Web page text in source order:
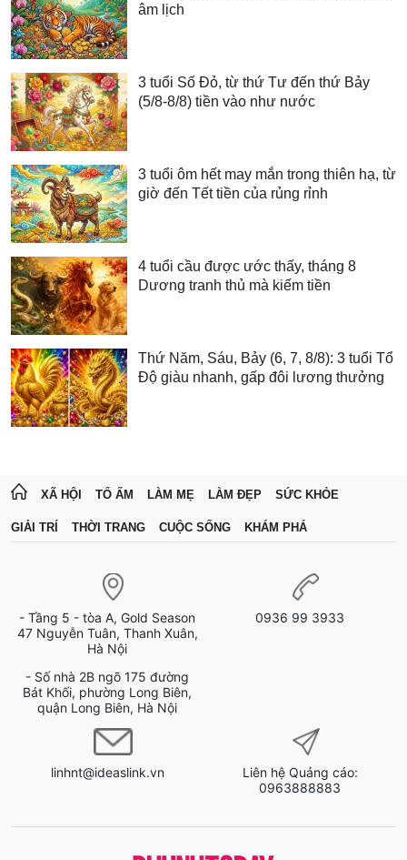
âm lịch
3 tuổi Số Đỏ, từ thứ Tư đến thứ Bảy
(5/8-8/8) tiền vào như nước
3 tuổi ôm hết may mắn trong thiên hạ, từ
giờ đến Tết tiền của rủng rỉnh
4 tuổi cầu được ước thấy, tháng 8
Dương tranh thủ mà kiếm tiền
Thứ Năm, Sáu, Bảy (6, 7, 8/8): 3 tuổi Tổ
Độ giàu nhanh, gấp đôi lương thưởng
XÃ HỘI TỔ ẤM LÀM MẸ LÀM ĐẸP SỨC KHỎE
GIẢI TRÍ THỜI TRANG CUỘC SỐNG KHÁM PHÁ
- Tầng 5 - tòa A, Gold Season
47 Nguyễn Tuân, Thanh Xuân,
Hà Nội
- Số nhà 2B ngõ 175 đường
Bát Khối, phường Long Biên,
quận Long Biên, Hà Nội
0936 99 3933
linhnt@ideaslink.vn
Liên hệ Quảng cáo:
0963888883